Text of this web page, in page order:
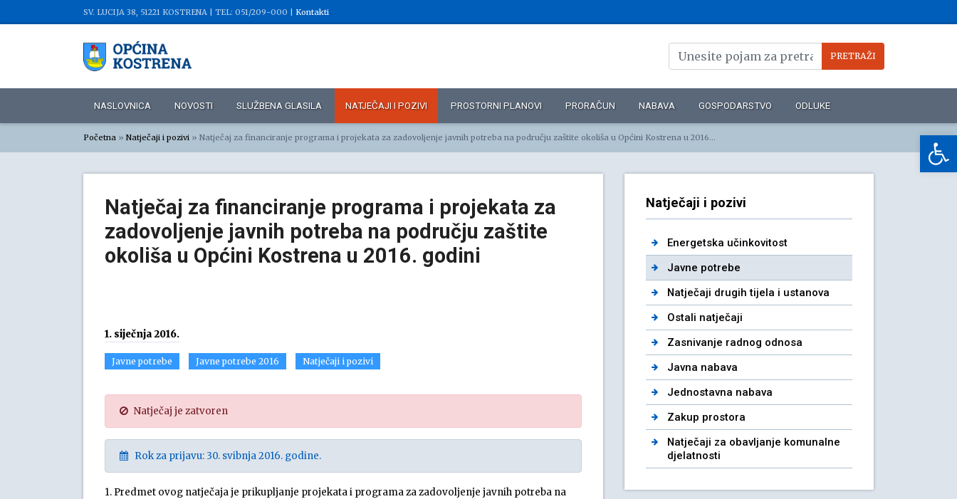
SV. LUCIJA 38, 51221 KOSTRENA | TEL: 051/209-000 | Kontakti
NASLOVNICA NOVOSTI SLUŽBENA GLASILA NATJEČAJI I POZIVI PROSTORNI PLANOVI PRORAČUN NABAVA GOSPODARSTVO ODLUKE
Početna » Natječaji i pozivi » Natječaj za financiranje programa i projekata za zadovoljenje javnih potreba na području zaštite okoliša u Općini Kostrena u 2016. godini
Natječaj za financiranje programa i projekata za
zadovoljenje javnih potreba na području zaštite
okoliša u Općini Kostrena u 2016. godini
1. siječnja 2016.
Javne potrebe Javne potrebe 2016 Natječaji i pozivi
Natječaj je zatvoren
Rok za prijavu: 30. svibnja 2016. godine.
1. Predmet ovog natječaja je prikupljanje projekata i programa za zadovoljenje javnih potreba na
Natječaji i pozivi
Energetska učinkovitost
Javne potrebe
Natječaji drugih tijela i ustanova
Ostali natječaji
Zasnivanje radnog odnosa
Javna nabava
Jednostavna nabava
Zakup prostora
Natječaji za obavljanje komunalne
djelatnosti